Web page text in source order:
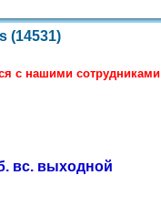
(14531)
с нашими сотрудниками
вс. выходной